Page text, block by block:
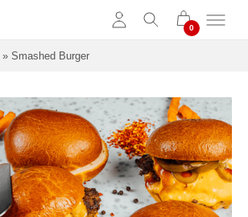
» Smashed Burger